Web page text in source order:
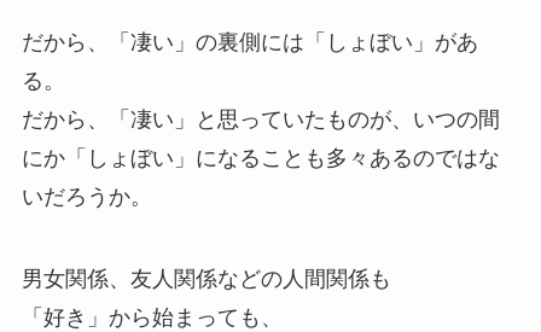
だから、「凄い」の裏側には「しょぼい」があ
る。
だから、「凄い」と思っていたものが、いつの間
にか「しょぼい」になることも多々あるのではな
いだろうか。
男女関係、友人関係などの人間関係も
「好き」から始まっても、